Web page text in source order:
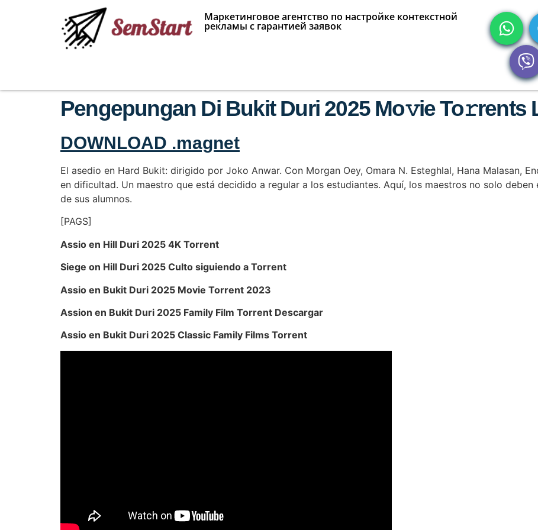
Маркетинговое агентство по настройке контекстной
рекламы с гарантией заявок
Pengepungan Di Bukit Duri 2025 Mo𝚟ie To𝚛rents
DOWNLOAD .magnet
El asedio en Hard Bukit: dirigido por Joko Anwar. Con Morgan Oey, Omara N. Esteghlal, Hana Malasan,
en dificultad. Un maestro que está decidido a regular a los estudiantes. Aquí, los maestros no solo deben
de sus alumnos.
[PAGS]
Assio en Hill Duri 2025 4K Torrent
Siege on Hill Duri 2025 Culto siguiendo a Torrent
Assio en Bukit Duri 2025 Movie Torrent 2023
Assion en Bukit Duri 2025 Family Film Torrent Descargar
Assio en Bukit Duri 2025 Classic Family Films Torrent